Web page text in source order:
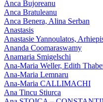
Anca Bujoreanu
Anca Bratuleanu
Anca Benera, Alina Serban
Anastasis
Anastasie Yannoulatos,
Ananda Coomaraswamy
Anamaria Smigelschi
Ana-Maria Weller, Edith
Ana-Maria Lemnaru
Ana-Maria CALLIMACHI
Ana Tincu Stiurca